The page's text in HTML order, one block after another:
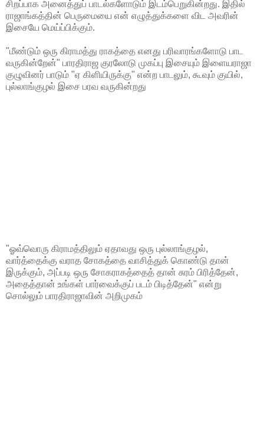
சிறப்பாக அனைத்துப் பாடல்களோடும் இடம்பெறுகின்றது. இதில்
ராஜாங்கத்தின் பெருமையை என் எழுத்துக்களை விட அவரின்
இசையே மெய்ப்பிக்கும்.
"மீண்டும் ஒரு கிராமத்து ராகத்தை எனது பரிவாரங்களோடு பாட
வருகின்றேன்" பாரதிராஜ குரலோடு முகப்பு இசையும் இளையராஜா
குழுவினர் பாடும் "ஏ கிளியிருக்கு" என்ற பாடலும், கூவும் குயில்,
புல்லாங்குழல் இசை பரவ வருகின்றது
"ஓவ்வொரு கிராமத்திலும் ஏதாவது ஒரு புல்லாங்குழல்,
வார்த்தைக்கு வராத சோகத்தை வாசித்துக் கொண்டு தான்
இருக்கும், அப்படி ஒரு சோகராகத்தைத் தான் சுரம் பிரித்தேன்,
அதைத்தான் உங்கள் பார்வைக்குப் படம் பிடித்தேன்" என்று
சொல்லும் பாரதிராஜாவின் அறிமுகம்